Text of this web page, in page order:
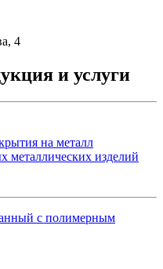
4
и услуги
на металл
металлических изделий
с полимерным